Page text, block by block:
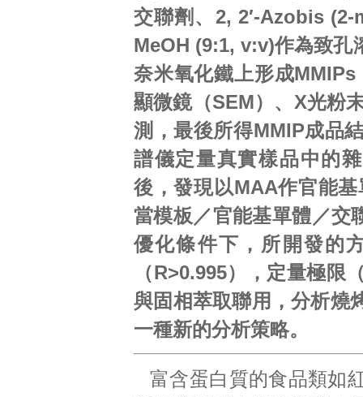
交聯劑、2, 2′-Azobis
MeOH (9:1, v:v)作為致孔
奈米氧化鐵上形成
顯微鏡（SEM）、X光粉
測，最後所得MMIP成品
譜儀定量真實樣品中的
後，發現以MAA作官能
當模板／官能基單體／交
優化條件下，所開發的
（R>0.995），定量極
與固相萃取聯用，分析燒
一種新的分析策略。
富含蛋白質的食品類如